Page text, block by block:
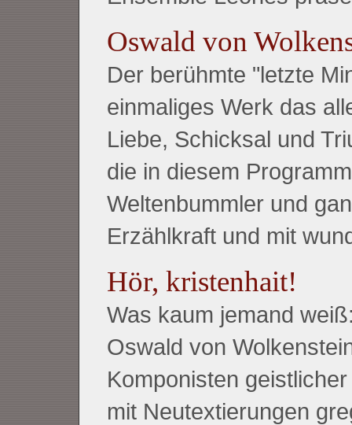
Oswald von
Der berühmte "letzte
einmaliges Werk das
Liebe, Schicksal und
die in diesem
Weltenbummler und
Erzählkraft und mit
Hör, kristenhait!
Was kaum jemand
Oswald von
Komponisten
mit Neutextierungen